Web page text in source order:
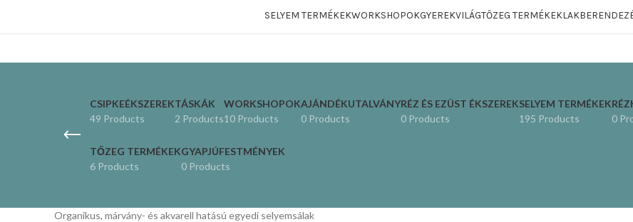
SELYEM TERMÉKEKWORKSHOPOKGYEREKVILÁGTŐZEG TERMÉKEK
CSIPKEÉKSZEREK
49 Products
TÁSKÁK
2 Products
WORKSHOPOK
10 Products
AJÁNDÉKUTALVÁNY
0 Products
RÉZ ÉS EZÜST ÉKSZEREK
0 Products
SELYEM TERMÉKEK
195 Products
0
TŐZEG TERMÉKEK
6 Products
GYAPJÚFESTMÉNYEK
0 Products
Organikus, márvány- és akvarell hatású egyedi selyemsálak